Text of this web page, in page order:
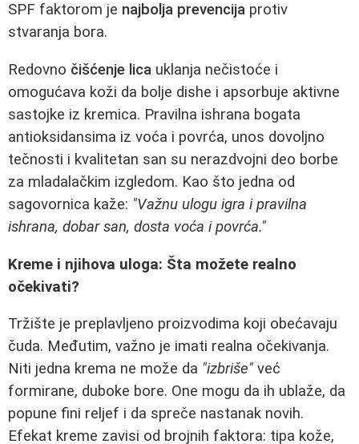
SPF faktorom je najbolja prevencija protiv
stvaranja bora.
Redovno čišćenje lica uklanja nečistoće i
omogućava koži da bolje dishe i apsorbuje aktivne
sastojke iz kremica. Pravilna ishrana bogata
antioksidansima iz voća i povrća, unos dovoljno
tečnosti i kvalitetan san su nerazdvojni deo borbe
za mladalačkim izgledom. Kao što jedna od
sagovornica kaže: "Važnu ulogu igra i pravilna
ishrana, dobar san, dosta voća i povrća."
Kreme i njihova uloga: Šta možete realno
očekivati?
Tržište je preplavljeno proizvodima koji obećavaju
čuda. Međutim, važno je imati realna očekivanja.
Niti jedna krema ne može da "izbriše" već
formirane, duboke bore. One mogu da ih ublaže, da
popune fini reljef i da spreče nastanak novih.
Efekat kreme zavisi od brojnih faktora: tipa kože,